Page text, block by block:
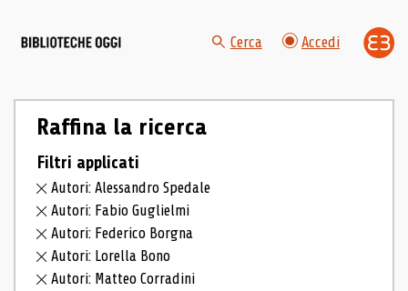
Cerca Accedi
Raffina la ricerca
Filtri applicati
Autori: Alessandro Spedale
Autori: Fabio Guglielmi
Autori: Federico Borgna
Autori: Lorella Bono
Autori: Matteo Corradini